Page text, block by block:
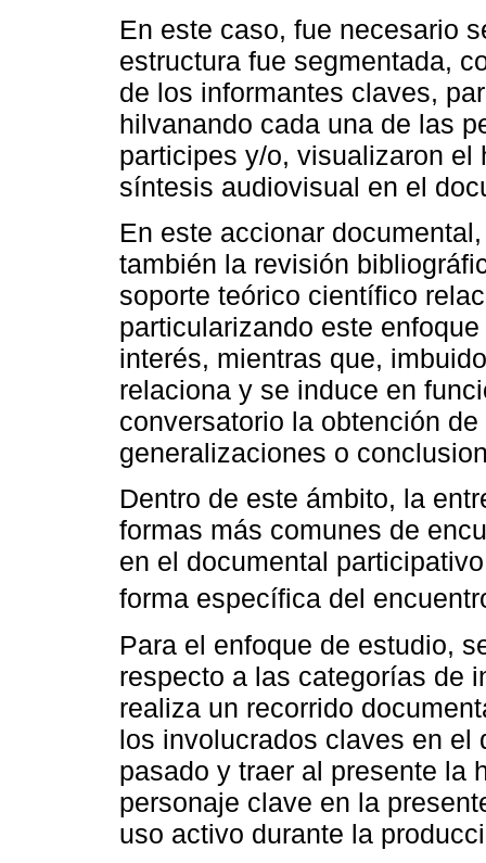
En este caso, fue necesario
estructura fue segmentada,
de los informantes claves,
hilvanando cada una de las
participes y/o, visualizaron el
síntesis audiovisual en el
En este accionar
también la revisión
soporte teórico científico
particularizando este
interés, mientras que,
relaciona y se induce en
conversatorio la obtención
generalizaciones o
Dentro de este ámbito, la
formas más comunes de
en el documental
forma específica del
Para el enfoque de estudio,
respecto a las categorías de
realiza un recorrido
los involucrados claves en el
pasado y traer al presente la
personaje clave en la
uso activo durante la